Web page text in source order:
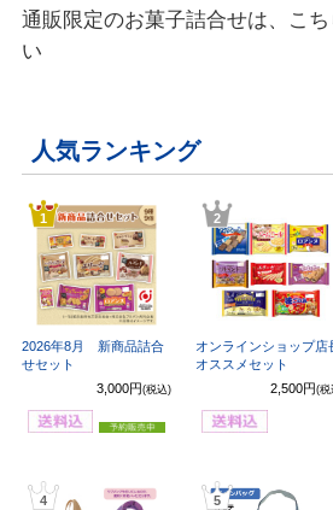
通販限定のお菓子詰合せは、こ
い
人気ランキング
1
2026年8月 新商品詰合
せセット
3,000円 (税込)
2
オンラインショップ店
オススメセット
2,500円 (税
4 5